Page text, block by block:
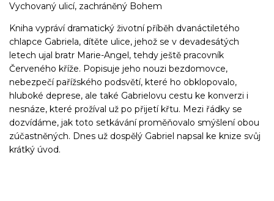
Vychovaný ulicí, zachráněný Bohem
Kniha vypráví dramatický životní příběh dvanáctiletého
chlapce Gabriela, dítěte ulice, jehož se v devadesátých
letech ujal bratr Marie-Angel, tehdy ještě pracovník
Červeného kříže. Popisuje jeho nouzi bezdomovce,
nebezpečí pařížského podsvětí, které ho obklopovalo,
hluboké deprese, ale také Gabrielovu cestu ke konverzi i
nesnáze, které prožíval už po přijetí křtu. Mezi řádky se
dozvídáme, jak toto setkávání proměňovalo smýšlení obou
zúčastněných. Dnes už dospělý Gabriel napsal ke knize svůj
krátký úvod.